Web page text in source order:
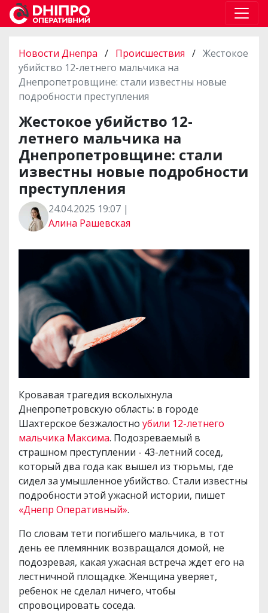
Новости Днепра / Происшествия / Жестокое
убийство 12-летнего мальчика на
Днепропетровщине: стали известны новые
подробности преступления
Жестокое убийство 12-
летнего мальчика на
Днепропетровщине: стали
известны новые подробности
преступления
24.04.2025 19:07 |
Алина Рашевская
Кровавая трагедия всколыхнула
Днепропетровскую область: в городе
Шахтерское безжалостно убили 12-летнего
мальчика Максима. Подозреваемый в
страшном преступлении - 43-летний сосед,
который два года как вышел из тюрьмы, где
сидел за умышленное убийство. Стали известны
подробности этой ужасной истории, пишет
«Днепр Оперативный».
По словам тети погибшего мальчика, в тот
день ее племянник возвращался домой, не
подозревая, какая ужасная встреча ждет его на
лестничной площадке. Женщина уверяет,
ребенок не сделал ничего, чтобы
спровоцировать соседа.